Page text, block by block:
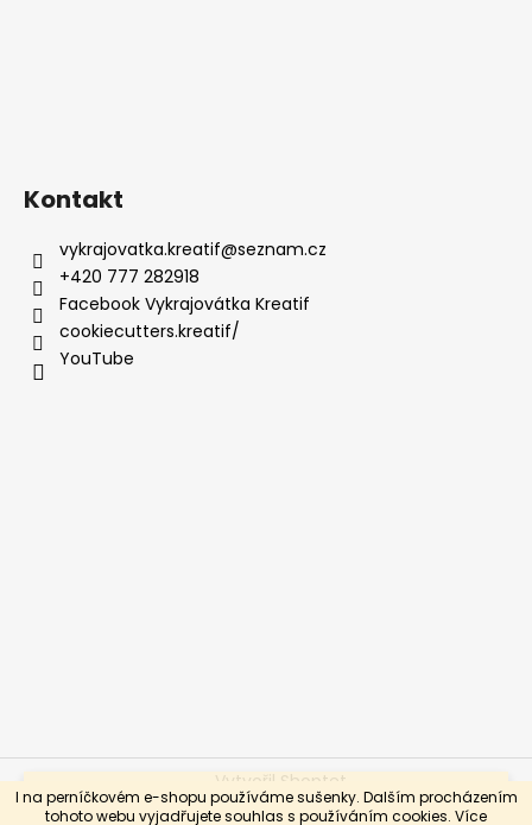
I na perníčkovém e-shopu používáme sušenky. Dalším procházením
tohoto webu vyjadřujete souhlas s používáním cookies. Více
Vážení a milí, jedeme soutěžit na Cake International, takže
od 24.10. do 3.11. bude eshop v režimu dovolená.
Kontakt
vykrajovatka.kreatif@seznam.cz
+420 777 282918
Facebook Vykrajovátka Kreatif
cookiecutters.kreatif/
YouTube
Vytvořil Shoptet
Copyright 2026PastryArt KreatiF. Všechna práva